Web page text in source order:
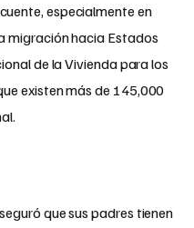
especialmente en
migración hacia Estados
de la Vivienda para los
existen más de 145,000
que sus padres tienen